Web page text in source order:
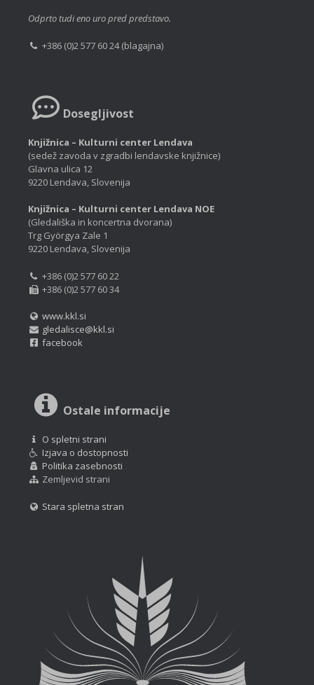
Odprto tudi eno uro pred predstavo.
+386 (0)2 577 60 24 (blagajna)
Dosegljivost
Knjižnica – Kulturni center Lendava
(sedež zavoda v zgradbi lendavske knjižnice)
Glavna ulica 12
9220 Lendava, Slovenija
Knjižnica – Kulturni center Lendava NOE
(Gledališka in koncertna dvorana)
Trg Györgya Zale 1
9220 Lendava, Slovenija
+386 (0)2 577 60 22
+386 (0)2 577 60 34
www.kkl.si
gledalisce@kkl.si
facebook
Ostale informacije
O spletni strani
Izjava o dostopnosti
Politika zasebnosti
Zemljevid strani
Stara spletna stran